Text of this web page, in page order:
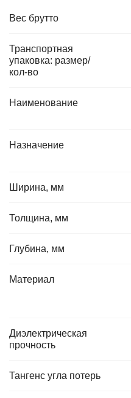
Вес брутто
Транспортная
упаковка: размер/
кол-во
Наименование
Назначение
Ширина, мм
Толщина, мм
Глубина, мм
Материал
Диэлектрическая
прочность
Тангенс угла потерь